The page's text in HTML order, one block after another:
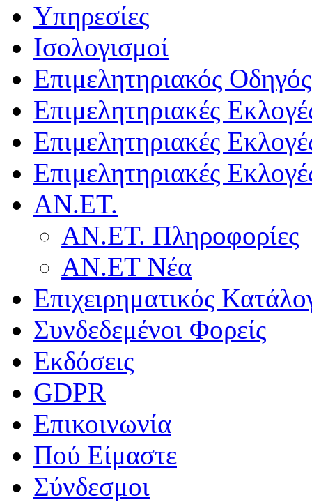
Υπηρεσίες
Ισολογισμοί
Επιμελητηριακός Οδηγός
Επιμελητηριακές
Επιμελητηριακές
Επιμελητηριακές
ΑΝ.ΕΤ.
ΑΝ.ΕΤ. Πληροφορίες
ΑΝ.ΕΤ Νέα
Επιχειρηματικός
Συνδεδεμένοι Φορείς
Εκδόσεις
GDPR
Επικοινωνία
Πού Είμαστε
Σύνδεσμοι